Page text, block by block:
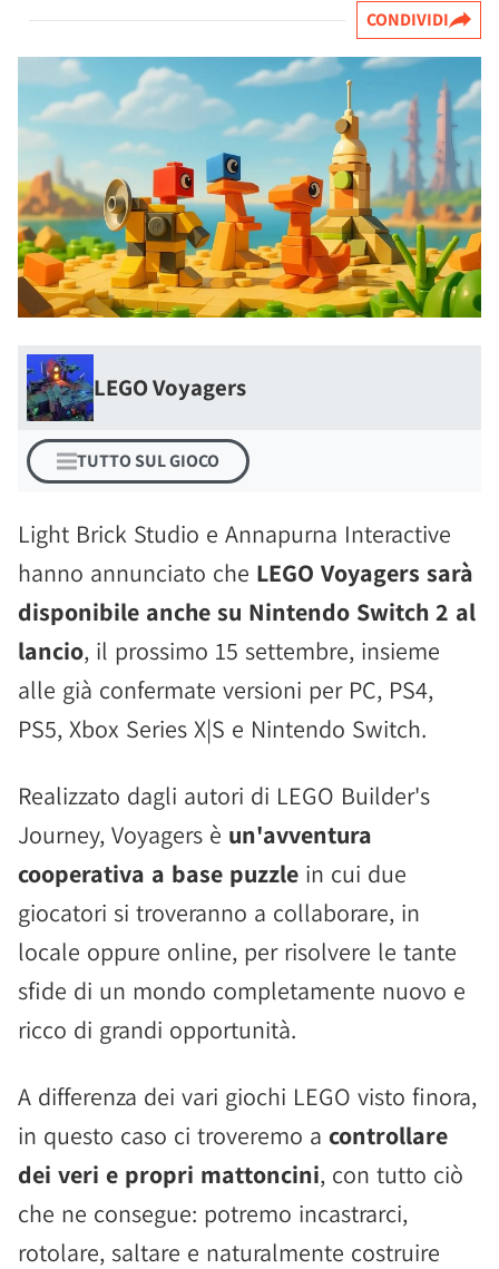
CONDIVIDI
LEGO Voyagers
TUTTO SUL GIOCO
Light Brick Studio e Annapurna Interactive
hanno annunciato che LEGO Voyagers sarà
disponibile anche su Nintendo Switch 2 al
lancio, il prossimo 15 settembre, insieme
alle già confermate versioni per PC, PS4,
PS5, Xbox Series X|S e Nintendo Switch.
Realizzato dagli autori di LEGO Builder's
Journey, Voyagers è un'avventura
cooperativa a base puzzle in cui due
giocatori si troveranno a collaborare, in
locale oppure online, per risolvere le tante
sfide di un mondo completamente nuovo e
ricco di grandi opportunità.
A differenza dei vari giochi LEGO visto finora,
in questo caso ci troveremo a controllare
dei veri e propri mattoncini, con tutto ciò
che ne consegue: potremo incastrarci,
rotolare, saltare e naturalmente costruire